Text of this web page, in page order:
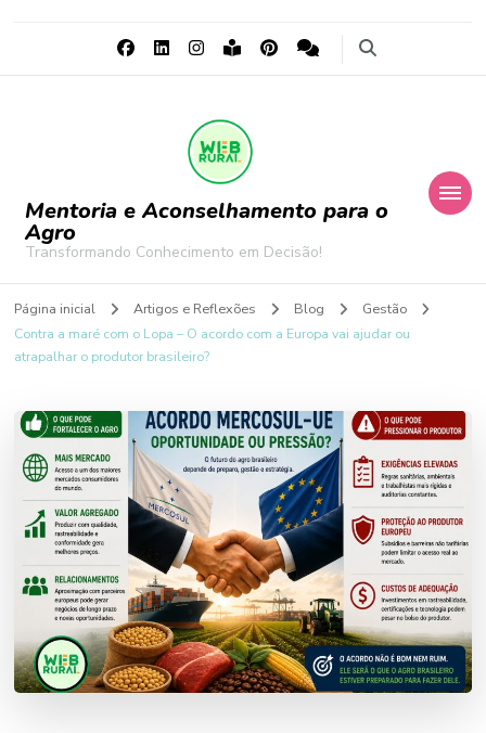
Mentoria e Aconselhamento para o
Agro
Transformando Conhecimento em Decisão!
Página inicial Artigos e Reflexões Blog
Gestão
Contra a maré com o Lopa – O acordo com a Europa vai ajudar ou
atrapalhar o produtor brasileiro?